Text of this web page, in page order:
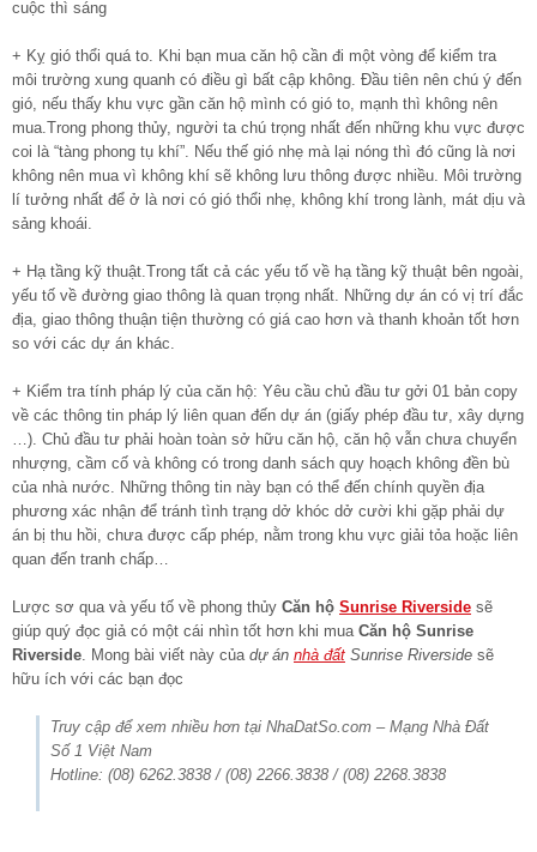
cuộc thì sáng
+ Kỵ gió thổi quá to. Khi bạn mua căn hộ cần đi một vòng để kiểm tra
môi trường xung quanh có điều gì bất cập không. Đầu tiên nên chú ý đến
gió, nếu thấy khu vực gần căn hộ mình có gió to, mạnh thì không nên
mua.Trong phong thủy, người ta chú trọng nhất đến những khu vực được
coi là “tàng phong tụ khí”. Nếu thế gió nhẹ mà lại nóng thì đó cũng là nơi
không nên mua vì không khí sẽ không lưu thông được nhiều. Môi trường
lí tưởng nhất để ở là nơi có gió thổi nhẹ, không khí trong lành, mát dịu và
sảng khoái.
+ Hạ tầng kỹ thuật.Trong tất cả các yếu tố về hạ tầng kỹ thuật bên ngoài,
yếu tố về đường giao thông là quan trọng nhất. Những dự án có vị trí đắc
địa, giao thông thuận tiện thường có giá cao hơn và thanh khoản tốt hơn
so với các dự án khác.
+ Kiểm tra tính pháp lý của căn hộ: Yêu cầu chủ đầu tư gởi 01 bản copy
về các thông tin pháp lý liên quan đến dự án (giấy phép đầu tư, xây dựng
…). Chủ đầu tư phải hoàn toàn sở hữu căn hộ, căn hộ vẫn chưa chuyển
nhượng, cầm cố và không có trong danh sách quy hoạch không đền bù
của nhà nước. Những thông tin này bạn có thể đến chính quyền địa
phương xác nhận để tránh tình trạng dở khóc dở cười khi gặp phải dự
án bị thu hồi, chưa được cấp phép, nằm trong khu vực giải tỏa hoặc liên
quan đến tranh chấp…
Lược sơ qua và yếu tố về phong thủy Căn hộ Sunrise Riverside sẽ
giúp quý đọc giả có một cái nhìn tốt hơn khi mua Căn hộ Sunrise
Riverside . Mong bài viết này của dự án nhà đất Sunrise Riverside sẽ
hữu ích với các bạn đọc
Truy cập để xem nhiều hơn tại NhaDatSo.com – Mạng Nhà Đất
Số 1 Việt Nam
Hotline: (08) 6262.3838 / (08) 2266.3838 / (08) 2268.3838